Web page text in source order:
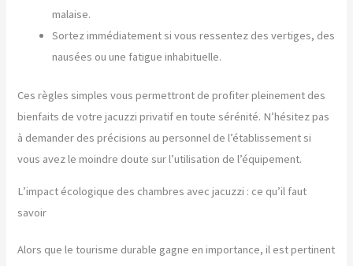
malaise.
Sortez immédiatement si vous ressentez des vertiges, des
nausées ou une fatigue inhabituelle.
Ces règles simples vous permettront de profiter pleinement des
bienfaits de votre jacuzzi privatif en toute sérénité. N’hésitez pas
à demander des précisions au personnel de l’établissement si
vous avez le moindre doute sur l’utilisation de l’équipement.
L’impact écologique des chambres avec jacuzzi : ce qu’il faut
savoir
Alors que le tourisme durable gagne en importance, il est pertinent